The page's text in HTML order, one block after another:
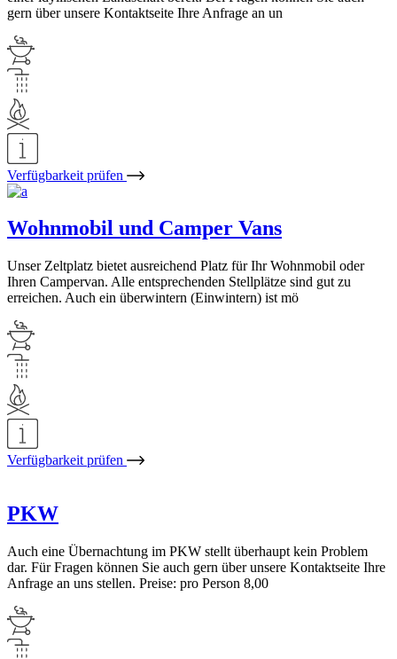
gern über unsere Kontaktseite Ihre Anfrage an un
Verfügbarkeit prüfen
Wohnmobil und Camper Vans
Unser Zeltplatz bietet ausreichend Platz für Ihr Wohnmobil oder
Ihren Campervan. Alle entsprechenden Stellplätze sind gut zu
erreichen. Auch ein überwintern (Einwintern) ist mö
Verfügbarkeit prüfen
PKW
Auch eine Übernachtung im PKW stellt überhaupt kein Problem
dar. Für Fragen können Sie auch gern über unsere Kontaktseite Ihre
Anfrage an uns stellen. Preise: pro Person 8,00